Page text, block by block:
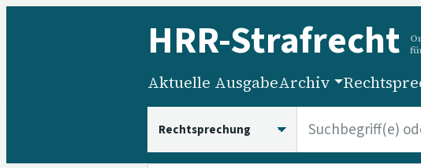
HRR-Strafrecht
Aktuelle AusgabeArchiv